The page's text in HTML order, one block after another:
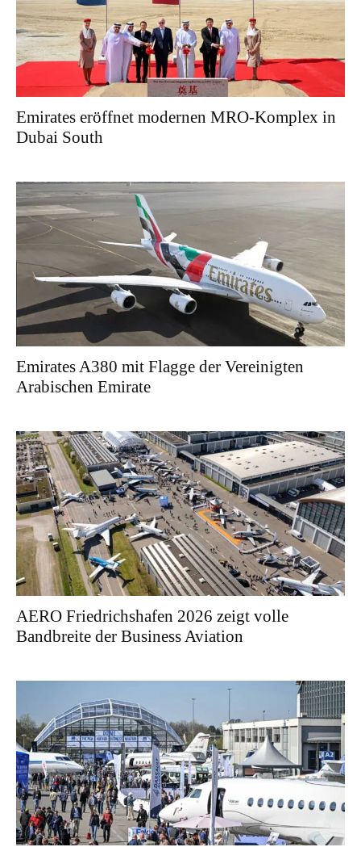
Emirates eröffnet modernen MRO-Komplex in
Dubai South
Emirates A380 mit Flagge der Vereinigten
Arabischen Emirate
AERO Friedrichshafen 2026 zeigt volle
Bandbreite der Business Aviation